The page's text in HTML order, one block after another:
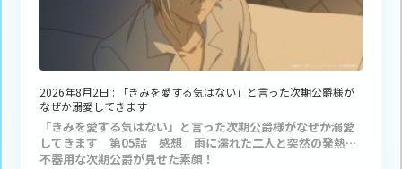
2026年8月2日 :
「きみを愛する気はない」と言った次期公爵様が
なぜか溺愛してきます
「きみを愛する気はない」と言った次期公爵様がなぜか溺愛
してきます 第05話 感想｜雨に濡れた二人と突然の発熱…
不器用な次期公爵が見せた素顔！